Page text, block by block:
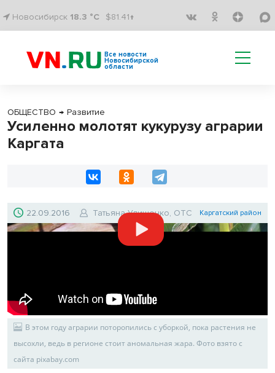
Новосибирск 18.3 °C $81.41↑
Все новости
Новосибирской
области
ОБЩЕСТВО → Развитие
Усиленно молотят кукурузу аграрии
Каргата
22.09.2016 Татьяна Улищенко, ОТС Каргатский район
В этом году аграрии поторопились с уборкой, пока растения не
высохли, ведь в регионе стоит аномальная жара. Фото взято с
сайта pixabay.com